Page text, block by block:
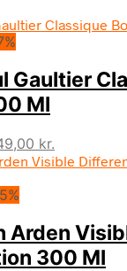
Gaultier
Ml
kr.
aktuelle
Arden
300 Ml